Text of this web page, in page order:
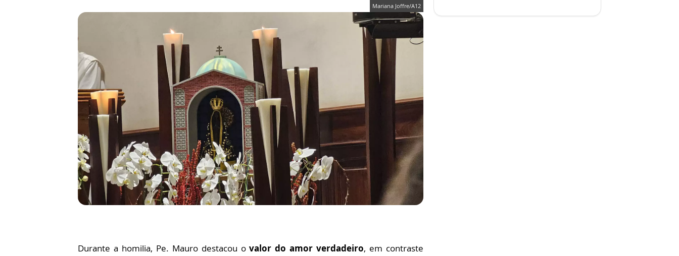
Mariana Joffre/A12
Durante a homilia, Pe. Mauro destacou ovalor do amor verdadeiro, em contraste